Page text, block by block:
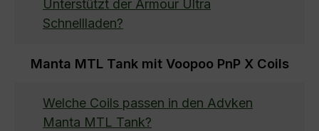
Unterstützt der Armour Ultra
Schnellladen?
Manta MTL Tank mit Voopoo PnP X Coils
Welche Coils passen in den Advken
Manta MTL Tank?